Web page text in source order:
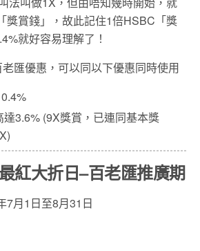
獎賞錢」，故此記住1倍HSBC「獎
就好容易理解了！
匯優惠，可以同以下優惠同時使用
達3.6% (9X獎賞，已連同基本獎
紅大折日–百老匯推廣期
7月1日至8月31日